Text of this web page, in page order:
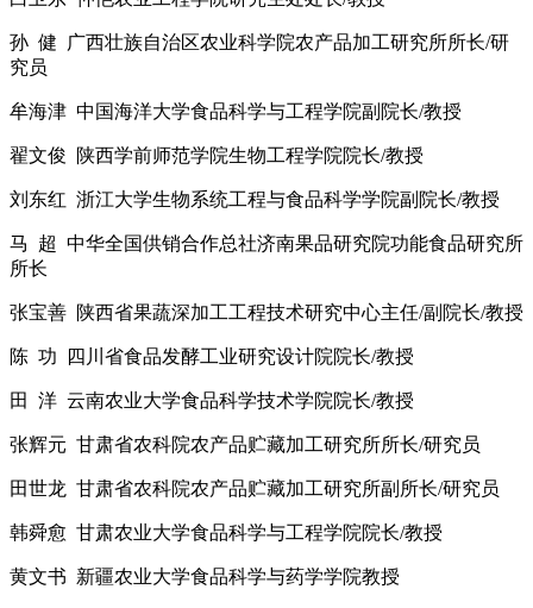
孙 健 广西壮族自治区农业科学院农产品加工研究所所长/研
究员
牟海津 中国海洋大学食品科学与工程学院副院长/教授
翟文俊 陕西学前师范学院生物工程学院院长/教授
刘东红 浙江大学生物系统工程与食品科学学院副院长/教授
马 超 中华全国供销合作总社济南果品研究院功能食品研究所
所长
张宝善 陕西省果蔬深加工工程技术研究中心主任/副院长/教授
陈 功 四川省食品发酵工业研究设计院院长/教授
田 洋 云南农业大学食品科学技术学院院长/教授
张辉元 甘肃省农科院农产品贮藏加工研究所所长/研究员
田世龙 甘肃省农科院农产品贮藏加工研究所副所长/研究员
韩舜愈 甘肃农业大学食品科学与工程学院院长/教授
黄文书 新疆农业大学食品科学与药学学院教授